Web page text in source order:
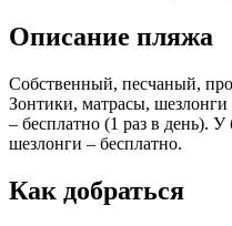
Описание пляжа
Собственный, песчаный,
Зонтики, матрасы,
– бесплатно (1 раз в день).
шезлонги – бесплатно.
Как добраться